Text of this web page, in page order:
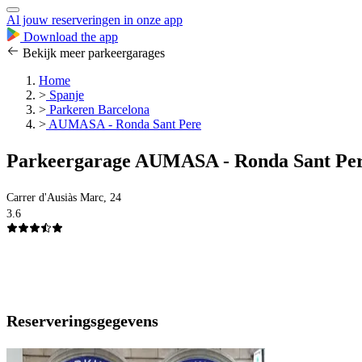
Al jouw reserveringen in onze app
Download the app
Bekijk meer parkeergarages
Home
> Spanje
> Parkeren Barcelona
> AUMASA - Ronda Sant Pere
Parkeergarage AUMASA - Ronda Sant
Carrer d'Ausiàs Marc, 24
3.6
Reserveringsgegevens